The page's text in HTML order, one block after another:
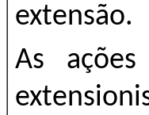
extensão.
As